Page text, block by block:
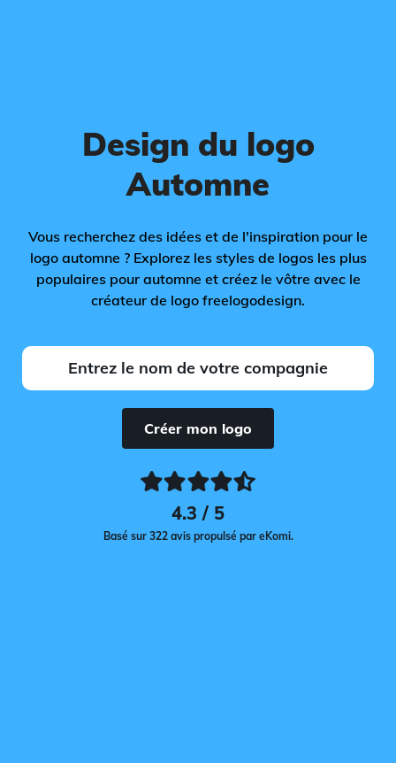
Design du logo
Automne
Vous recherchez des idées et de l'inspiration pour le
logo automne ? Explorez les styles de logos les plus
populaires pour automne et créez le vôtre avec le
créateur de logo freelogodesign.
Créer mon logo
4.3 / 5
Basé sur 322 avis propulsé par eKomi.